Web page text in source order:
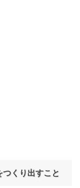
くり出すこと